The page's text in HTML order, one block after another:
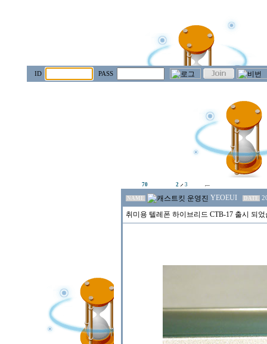
ID PASS
70 2 3
NAME YEOEUI DATE
취미용 텔레폰 하이브리드 CTB-17 출시 되